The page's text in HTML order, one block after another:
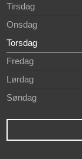
Tirsdag
Onsdag
Torsdag
Fredag
Lørdag
Søndag